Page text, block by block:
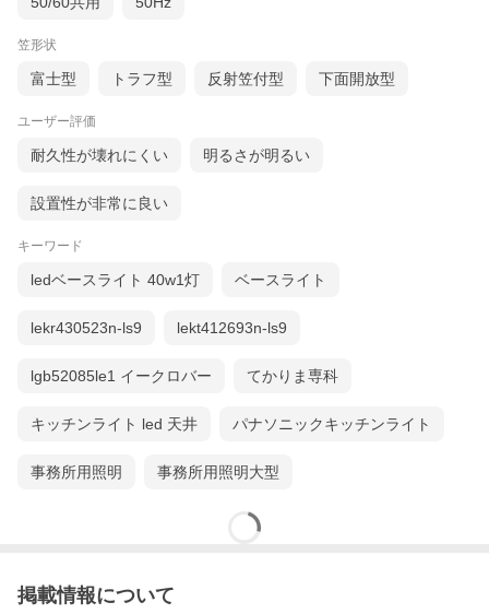
笠形状
富士型 トラフ型 反射笠付型 下面開放型
ユーザー評価
耐久性が壊れにくい 明るさが明るい
設置性が非常に良い
キーワード
ledベースライト 40w1灯 ベースライト
lekr430523n-ls9 lekt412693n-ls9
lgb52085le1 イークロバー てかりま専科
キッチンライト led 天井 パナソニックキッチンライト
事務所用照明 事務所用照明大型
掲載情報について